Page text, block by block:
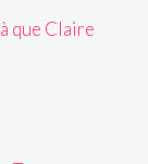
que Claire